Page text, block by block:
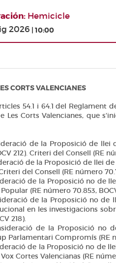
Hemicicle
2026 10:00
CORTS VALENCIANES
54.1 i 64.1 del Reglament
Les Corts Valencianes, que
de la Proposició de llei
212). Criteri del Consell (RE
de la Proposició de llei
Criteri del Consell (RE número
de la Proposició no de
(RE número 70.853,
de la Proposició no de
en les investigacions
218).
de la Proposició no
Parlamentari Compromís (RE
de la Proposició no de
Cortes Valencianas (RE